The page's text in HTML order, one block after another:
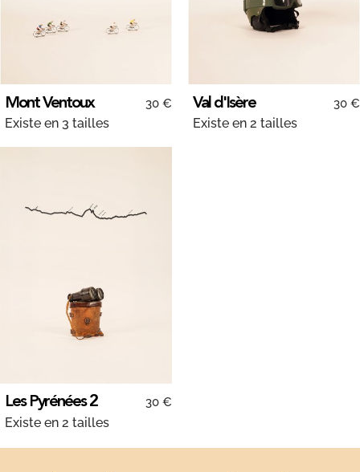
Mont Ventoux 30 €
Existe en 3 tailles
Val d'Isère 30 €
Existe en 2 tailles
Les Pyrénées 2 30 €
Existe en 2 tailles